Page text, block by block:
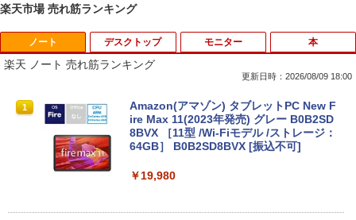
楽天市場 売れ筋ランキング
ノート
楽天 ノート 売れ筋ランキング
更新日時：2026/08/09 18:00
1
Amazon(アマゾン) タブレットPC New F
ire Max 11(2023年発売) グレー B0B2SD
8BVX ［11型 /Wi-Fiモデル /ストレージ：
64GB］ B0B2SD8BVX [振込不可]
￥19,980
デスクトップ モニター 本